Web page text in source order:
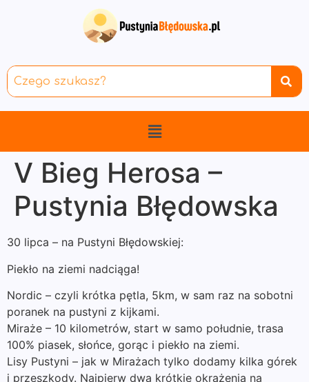
V Bieg Herosa –
Pustynia Błędowska
30 lipca – na Pustyni Błędowskiej:
Piekło na ziemi nadciąga!
Nordic – czyli krótka pętla, 5km, w sam raz na sobotni
poranek na pustyni z kijkami.
Miraże – 10 kilometrów, start w samo południe, trasa
100% piasek, słońce, gorąc i piekło na ziemi.
Lisy Pustyni – jak w Mirażach tylko dodamy kilka górek
i przeszkody. Najpierw dwa krótkie okrążenia na